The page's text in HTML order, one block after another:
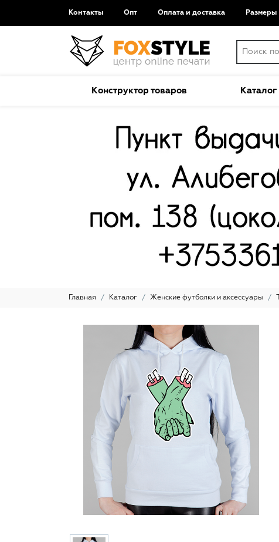
Контакты Опт Оплата и доставка Размеры
Конструктор товаров Каталог
Главная Каталог Женские футболки и аксессуары